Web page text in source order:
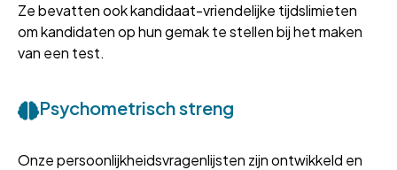
Ze bevatten ook kandidaat-vriendelijke tijdslimieten
om kandidaten op hun gemak te stellen bij het maken
van een test.
Psychometrisch streng
Onze persoonlijkheidsvragenlijsten zijn ontwikkeld en